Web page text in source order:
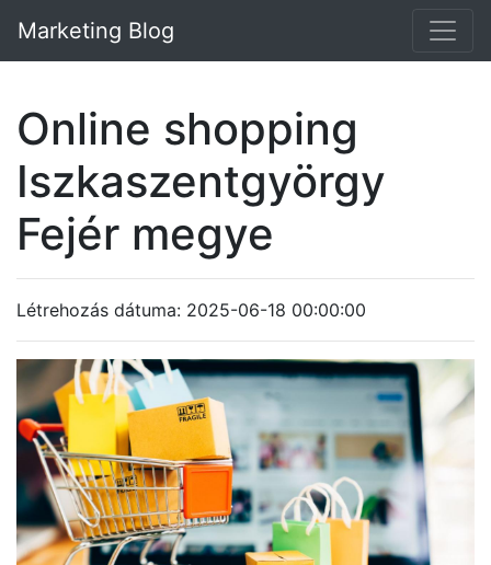
Marketing Blog
Online shopping
Iszkaszentgyörgy
Fejér megye
Létrehozás dátuma: 2025-06-18 00:00:00